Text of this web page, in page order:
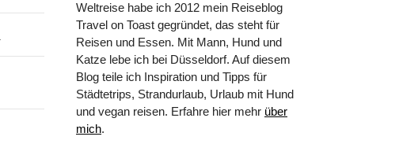
Weltreise habe ich 2012 mein Reiseblog
Travel on Toast gegründet, das steht für
Reisen und Essen. Mit Mann, Hund und
Katze lebe ich bei Düsseldorf. Auf diesem
Blog teile ich Inspiration und Tipps für
Städtetrips, Strandurlaub, Urlaub mit Hund
und vegan reisen. Erfahre hier mehr über
mich.